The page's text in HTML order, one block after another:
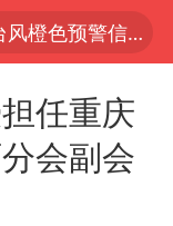
浙江温州发布台风橙色预警信号
击贯穿浙江
裤 颜面尽失
任重庆
会副会